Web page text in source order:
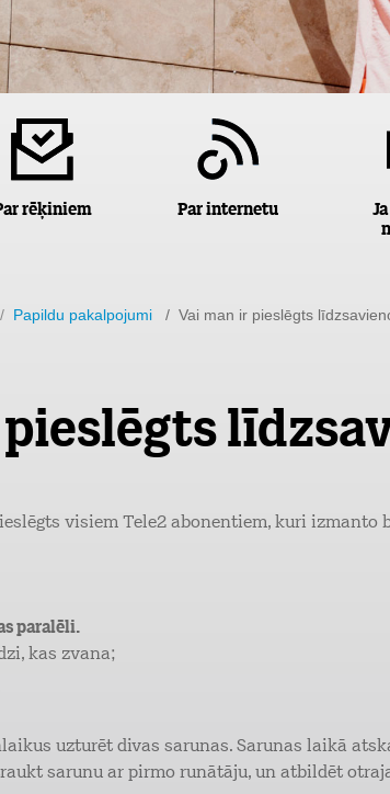
rēķiniem Par internetu
/ Papildu pakalpojumi / Vai man ir pieslēgts
pieslēgts
visiem Tele2 abonentiem, kuri izmanto
paralēli.
kas zvana;
uzturēt divas sarunas. Sarunas laikā
sarunu ar pirmo runātāju, un atbildēt